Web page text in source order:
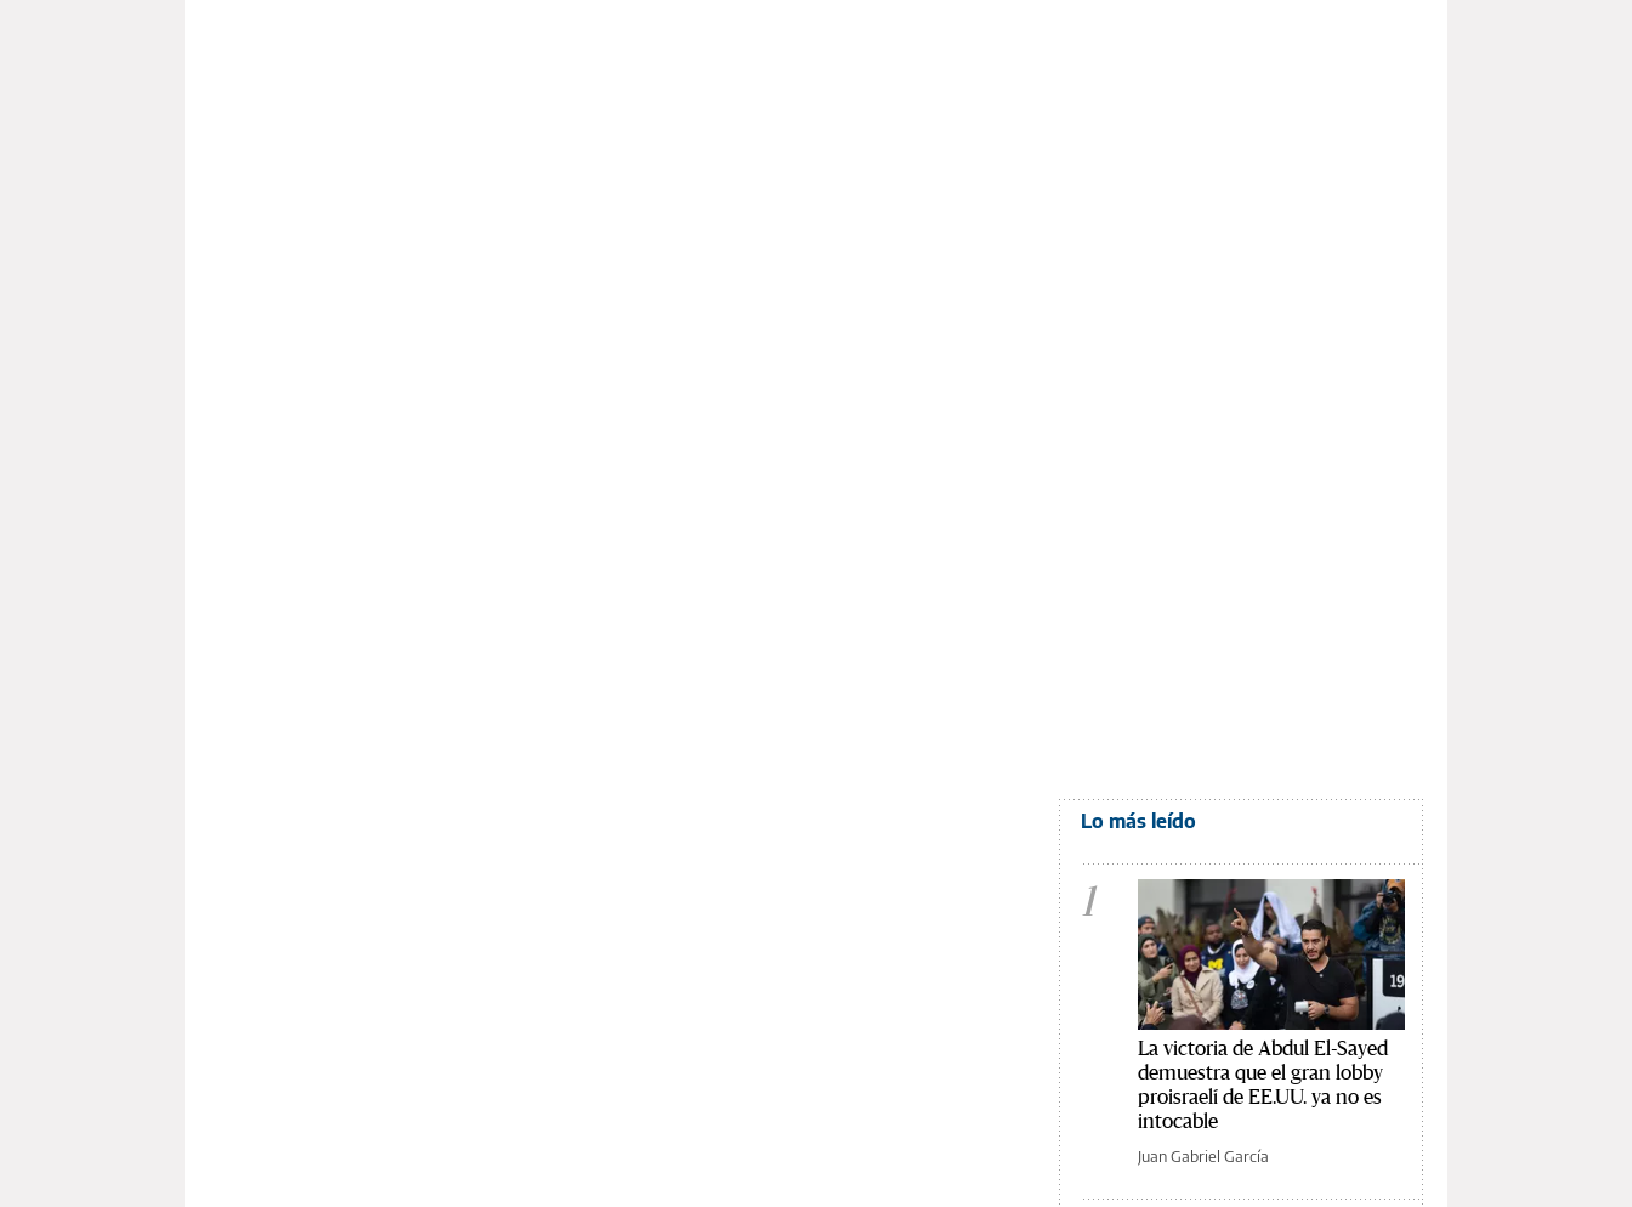
Lo más leído
1
La victoria de Abdul El-Sayed
demuestra que el gran lobby
proisraelí de EE.UU. ya no es
intocable
Juan Gabriel García